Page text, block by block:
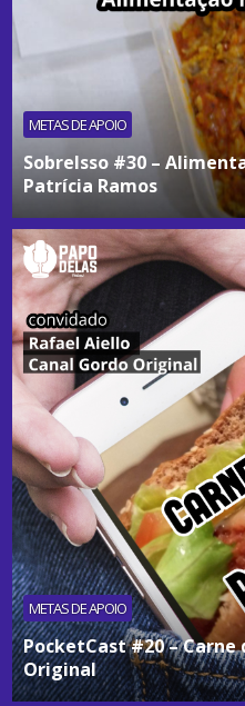
METAS DE APOIO
SobreIsso #30 –
Patrícia Ramos
METAS DE APOIO
PocketCast #20 –
Original